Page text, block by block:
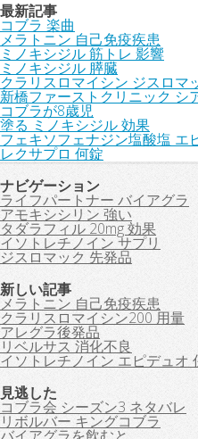
最新記事
コブラ 楽曲
メラトニン 自己免疫疾患
ミノキシジル 筋トレ 影響
ミノキシジル 膵臓
クラリスロマイシン ジスロマ
新橋ファーストクリニック シ
コブラが8歳児
塗る ミノキシジル 効果
フェキソフェナジン塩酸塩 エ
レクサプロ 何錠
ナビゲーション
ライフパートナー バイアグラ
アモキシシリン 強い
タダラフィル 20mg 効果
イソトレチノイン サプリ
ジスロマック 先発品
新しい記事
メラトニン 自己免疫疾患
クラリスロマイシン200 用量
アレグラ後発品
リベルサス 消化不良
イソトレチノイン エピデュオ
見逃した
コブラ会 シーズン3 ネタバレ
リボルバー キングコブラ